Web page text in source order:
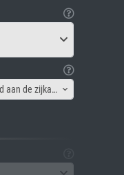
Canvas lijst - Afbeelding gespiegeld aan de zijkant